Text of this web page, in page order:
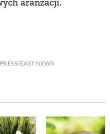
EAST NEWS